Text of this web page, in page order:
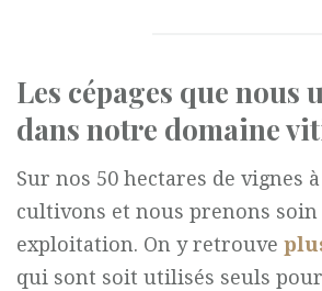
Les cépages que nous
dans notre domaine
Sur nos 50 hectares de vignes
cultivons et nous prenons
exploitation. On y retrouve
qui sont soit utilisés seuls